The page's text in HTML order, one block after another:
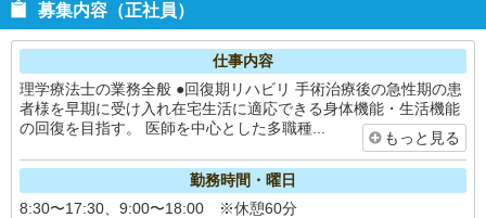
募集内容（正社員）
仕事内容
理学療法士の業務全般 ●回復期リハビリ 手術治療後の急性期の患
者様を早期に受け入れ在宅生活に適応できる身体機能・生活機能
の回復を目指す。 医師を中心とした多職種...
もっと見る
勤務時間・曜日
8:30〜17:30、9:00〜18:00 ※休憩60分